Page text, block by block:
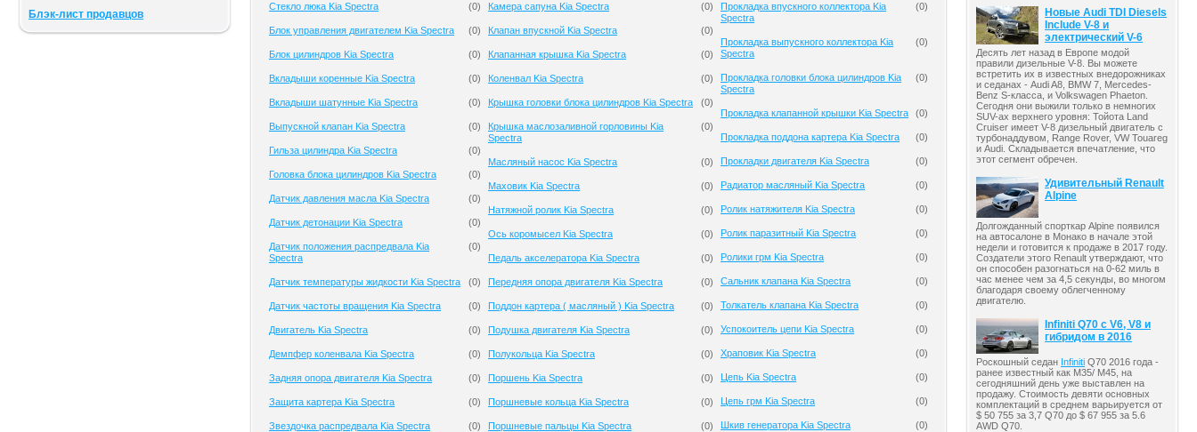
Блэк-лист продавцов
Cтекло люка Kia Spectra (0)
Блок управления двигателем Kia Spectra (0)
Блок цилиндров Kia Spectra (0)
Вкладыши коренные Kia Spectra (0)
Вкладыши шатунные Kia Spectra (0)
Выпускной клапан Kia Spectra (0)
Гильза цилиндра Kia Spectra (0)
Головка блока цилиндров Kia Spectra (0)
Датчик давления масла Kia Spectra (0)
Датчик детонации Kia Spectra (0)
Датчик положения распредвала Kia
Spectra
(0)
Датчик температуры жидкости Kia Spectra (0)
Датчик частоты вращения Kia Spectra (0)
Двигатель Kia Spectra (0)
Демпфер коленвала Kia Spectra (0)
Задняя опора двигателя Kia Spectra (0)
Защита картера Kia Spectra (0)
Звездочка распредвала Kia Spectra (0)
Камера сапуна Kia Spectra (0)
Клапан впускной Kia Spectra (0)
Клапанная крышка Kia Spectra (0)
Коленвал Kia Spectra (0)
Крышка головки блока цилиндров Kia Spectra (0)
Крышка маслозаливной горловины Kia
Spectra
(0)
Масляный насос Kia Spectra (0)
Маховик Kia Spectra (0)
Натяжной ролик Kia Spectra (0)
Ось коромысел Kia Spectra (0)
Педаль акселератора Kia Spectra (0)
Передняя опора двигателя Kia Spectra (0)
Поддон картера ( масляный ) Kia Spectra (0)
Подушка двигателя Kia Spectra (0)
Полукольца Kia Spectra (0)
Поршень Kia Spectra (0)
Поршневые кольца Kia Spectra (0)
Поршневые пальцы Kia Spectra (0)
Прокладка впускного коллектора Kia
Spectra
(0)
Прокладка выпускного коллектора Kia
Spectra
(0)
Прокладка головки блока цилиндров Kia
Spectra
(0)
Прокладка клапанной крышки Kia Spectra (0)
Прокладка поддона картера Kia Spectra (0)
Прокладки двигателя Kia Spectra (0)
Радиатор масляный Kia Spectra (0)
Ролик натяжителя Kia Spectra (0)
Ролик паразитный Kia Spectra (0)
Ролики грм Kia Spectra (0)
Сальник клапана Kia Spectra (0)
Толкатель клапана Kia Spectra (0)
Успокоитель цепи Kia Spectra (0)
Храповик Kia Spectra (0)
Цепь Kia Spectra (0)
Цепь грм Kia Spectra (0)
Шкив генератора Kia Spectra (0)
Новые Audi TDI Diesels
Include V-8 и
электрический V-6
Десять лет назад в Европе модой
правили дизельные V-8. Вы можете
встретить их в известных внедорожниках
и седанах - Audi A8, BMW 7, Mercedes-
Benz S-класса, и Volkswagen Phaeton.
Сегодня они выжили только в немногих
SUV-ах верхнего уровня: Тойота Land
Cruiser имеет V-8 дизельный двигатель с
турбонаддувом, Range Rover, VW Touareg
и Audi. Складывается впечатление, что
этот сегмент обречен.
Удивительный Renault
Alpine
Долгожданный спорткар Alpine появился
на автосалоне в Монако в начале этой
недели и готовится к продаже в 2017 году.
Создатели этого Renault утверждают, что
он способен разогнаться на 0-62 миль в
час менее чем за 4,5 секунды, во многом
благодаря своему облегченному
двигателю.
Infiniti Q70 с V6, V8 и
гибридом в 2016
Роскошный седан Infiniti Q70 2016 года -
ранее известный как M35/ M45, на
сегодняшний день уже выставлен на
продажу. Стоимость девяти основных
комплектаций в среднем варьируется от
$ 50 755 за 3,7 Q70 до $ 67 955 за 5.6
AWD Q70.